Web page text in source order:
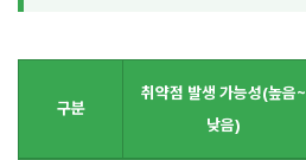
구분
취약점 발생 가능성(높음~
낮음)